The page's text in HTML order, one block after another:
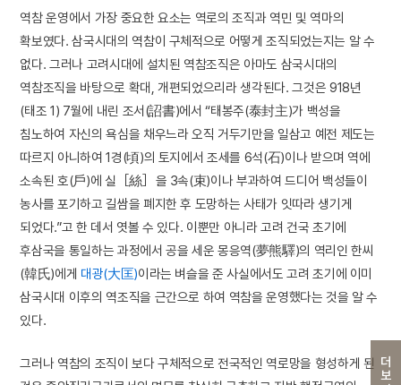
더보기
역참 운영에서 가장 중요한 요소는 역로의 조직과 역민 및 역마의
확보였다. 삼국시대의 역참이 구체적으로 어떻게 조직되었는지는 알 수
없다. 그러나 고려시대에 설치된 역참조직은 아마도 삼국시대의
역참조직을 바탕으로 확대, 개편되었으리라 생각된다. 그것은 918년
(태조 1) 7월에 내린 조서(詔書)에서 “태봉주(泰封主)가 백성을
침노하여 자신의 욕심을 채우느라 오직 거두기만을 일삼고 예전 제도는
따르지 아니하여 1경(頃)의 토지에서 조세를 6석(石)이나 받으며 역에
소속된 호(戶)에 실［絲］을 3속(束)이나 부과하여 드디어 백성들이
농사를 포기하고 길쌈을 폐지한 후 도망하는 사태가 잇따라 생기게
되었다.”고 한 데서 엿볼 수 있다. 이뿐만 아니라 고려 건국 초기에
후삼국을 통일하는 과정에서 공을 세운 몽응역(夢熊驛)의 역리인 한씨
(韓氏)에게 대광(大匡)이라는 벼슬을 준 사실에서도 고려 초기에 이미
삼국시대 이후의 역조직을 근간으로 하여 역참을 운영했다는 것을 알 수
있다.
그러나 역참의 조직이 보다 구체적으로 전국적인 역로망을 형성하게 된